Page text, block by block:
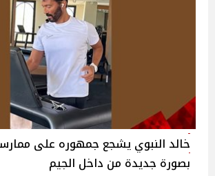
خالد النبوي يشجع جمهوره على
بصورة جديدة من داخل الجيم